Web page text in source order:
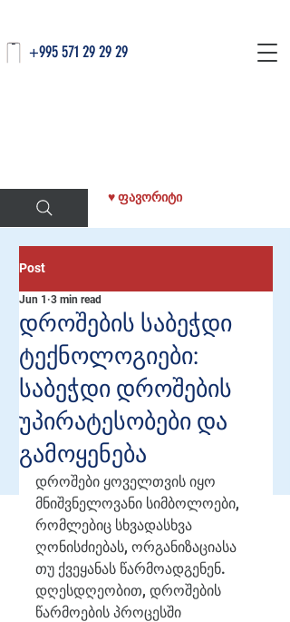
+995 571 29 29 29
♥ ფავორიტი
Post
დროშების საბეჭდი
ტექნოლოგიები:
საბეჭდი დროშების
უპირატესობები და
გამოყენება
Jun 1 3 min read
დროშები ყოველთვის იყო
მნიშვნელოვანი სიმბოლოები,
რომლებიც სხვადასხვა
ღონისძიებას, ორგანიზაციასა
თუ ქვეყანას წარმოადგენენ.
დღესდღეობით, დროშების
წარმოების პროცესში